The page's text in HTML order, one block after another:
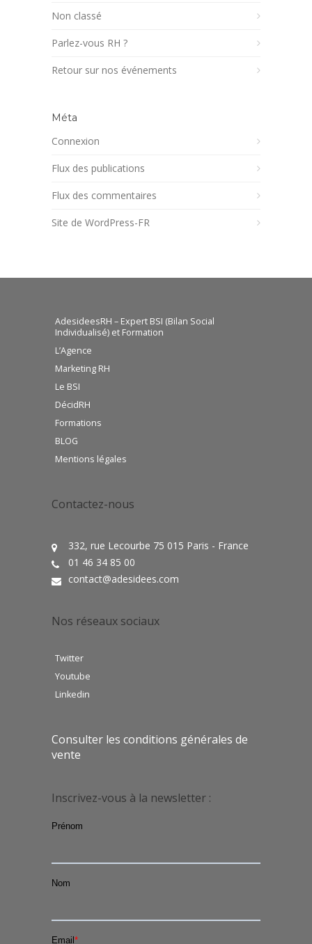
Non classé
Parlez-vous RH ?
Retour sur nos événements
Méta
Connexion
Flux des publications
Flux des commentaires
Site de WordPress-FR
AdesideesRH – Expert BSI (Bilan Social
Individualisé) et Formation
L’Agence
Marketing RH
Le BSI
DécidRH
Formations
BLOG
Mentions légales
Contactez-nous
332, rue Lecourbe 75 015 Paris - France
01 46 34 85 00
contact@adesidees.com
Nos réseaux sociaux
Twitter
Youtube
Linkedin
Consulter les conditions générales de
vente
Inscrivez-vous à la newsletter :